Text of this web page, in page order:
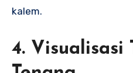
kalem.
4. Visualisasi